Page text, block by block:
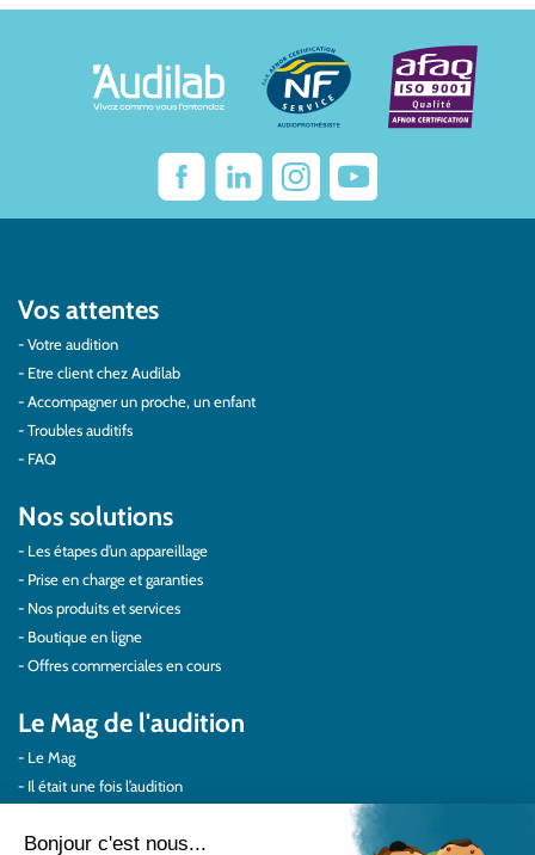
Vos attentes
Votre audition
Etre client chez Audilab
Accompagner un proche, un enfant
Troubles auditifs
FAQ
Nos solutions
Les étapes d’un appareillage
Prise en charge et garanties
Nos produits et services
Boutique en ligne
Offres commerciales en cours
Le Mag de l'audition
Le Mag
Il était une fois l’audition
Protéger vos oreilles